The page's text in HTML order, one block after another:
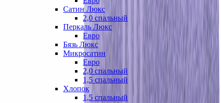
Сатин Люкс
2,0 спальный
Перкаль Люкс
Евро
Бязь Люкс
Микросатин
Евро
2,0 спальный
1,5 спальный
Хлопок
1,5 спальный